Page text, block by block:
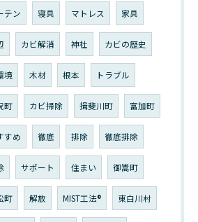
テン 寝具 マトレス 家具
カビ解消 神社 カビの歴史
境 木材 根本 トラブル
町 カビ掃除 揖斐川町 富加町
すめ 徹底 排除 徹底排除
サポート 住まい 御嵩町
町 解放 MIST工法®︎ 東白川村